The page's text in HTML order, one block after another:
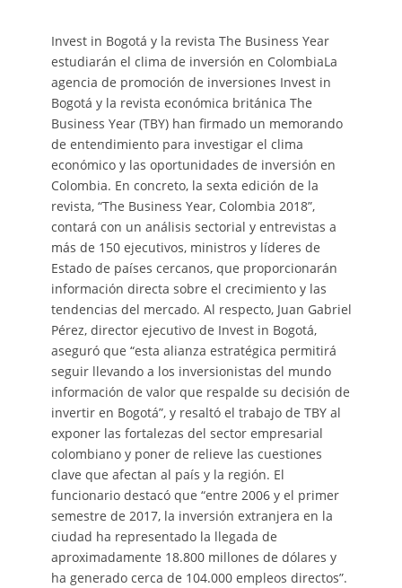
Invest in Bogotá y la revista The Business Year
estudiarán el clima de inversión en ColombiaLa
agencia de promoción de inversiones Invest in
Bogotá y la revista económica británica The
Business Year (TBY) han firmado un memorando
de entendimiento para investigar el clima
económico y las oportunidades de inversión en
Colombia. En concreto, la sexta edición de la
revista, “The Business Year, Colombia 2018”,
contará con un análisis sectorial y entrevistas a
más de 150 ejecutivos, ministros y líderes de
Estado de países cercanos, que proporcionarán
información directa sobre el crecimiento y las
tendencias del mercado. Al respecto, Juan Gabriel
Pérez, director ejecutivo de Invest in Bogotá,
aseguró que “esta alianza estratégica permitirá
seguir llevando a los inversionistas del mundo
información de valor que respalde su decisión de
invertir en Bogotá”, y resaltó el trabajo de TBY al
exponer las fortalezas del sector empresarial
colombiano y poner de relieve las cuestiones
clave que afectan al país y la región. El
funcionario destacó que “entre 2006 y el primer
semestre de 2017, la inversión extranjera en la
ciudad ha representado la llegada de
aproximadamente 18.800 millones de dólares y
ha generado cerca de 104.000 empleos directos”.